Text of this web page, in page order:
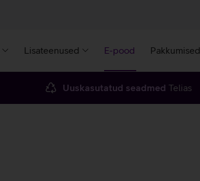
Lisateenused E-pood Pakkumised
Uuskasutatud seadmed Telias